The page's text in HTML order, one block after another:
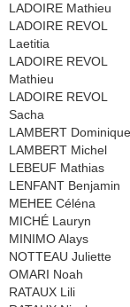
LADOIRE Mathieu
LADOIRE REVOL
Laetitia
LADOIRE REVOL
Mathieu
LADOIRE REVOL
Sacha
LAMBERT Dominique
LAMBERT Michel
LEBEUF Mathias
LENFANT Benjamin
MEHEE Céléna
MICHÉ Lauryn
MINIMO Alays
NOTTEAU Juliette
OMARI Noah
RATAUX Lili